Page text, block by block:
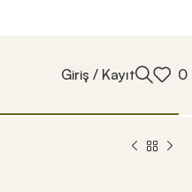
Giriş / Kayıt 0